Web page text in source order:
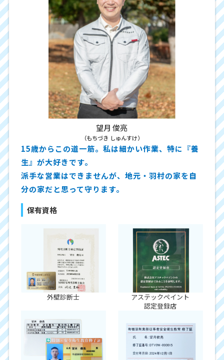
望月 俊亮
（もちづき しゅんすけ）
15歳からこの道一筋。私は細かい作業、特に『養
生』が大好きです。
派手な営業はできませんが、地元・羽村の家を自
分の家だと思って守ります。
保有資格
外壁診断士
アステックペイント
認定登録店